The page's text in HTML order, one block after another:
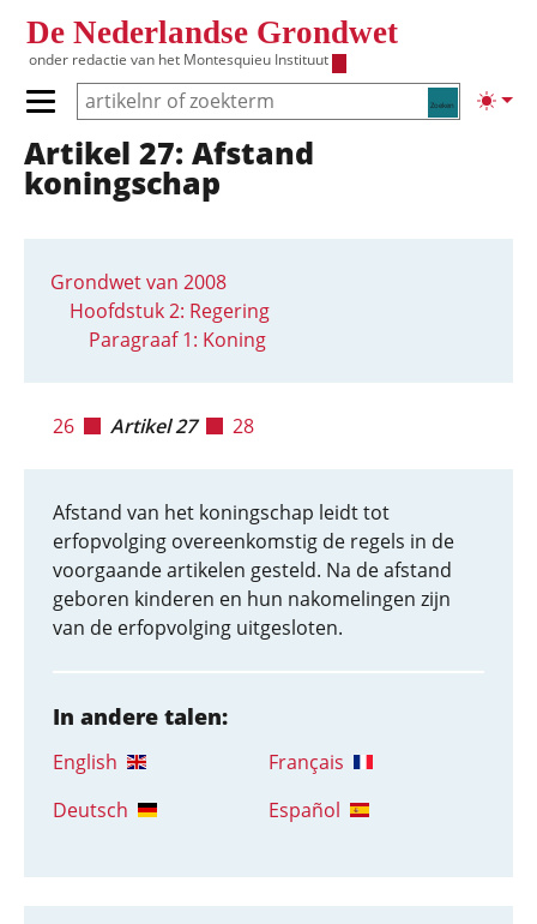
De Nederlandse Grondwet
onder redactie van het Montesquieu Instituut
Zoeken
Primair menu tonen/verbergen
Hoofdnavigatie
Artikel 27: Afstand
koningschap
Grondwet van 2008
Hoofdstuk 2: Regering
Paragraaf 1: Koning
26 Artikel 27 28
Afstand van het koningschap leidt tot
erfopvolging overeenkomstig de regels in de
voorgaande artikelen gesteld. Na de afstand
geboren kinderen en hun nakomelingen zijn
van de erfopvolging uitgesloten.
In andere talen:
English
Français
Deutsch
Español